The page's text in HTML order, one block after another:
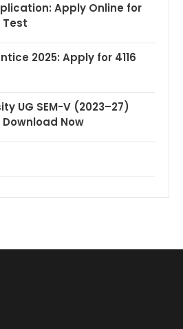
Apply Online for
Test
2025: Apply for 4116
UG SEM-V (2023–27)
Now